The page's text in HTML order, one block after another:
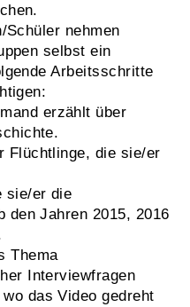
Schüler nehmen
selbst ein
Arbeitsschritte
erzählt über
Flüchtlinge, die sie/er
sie/er die
den Jahren 2015, 2016
Thema
Interviewfragen
das Video gedreht